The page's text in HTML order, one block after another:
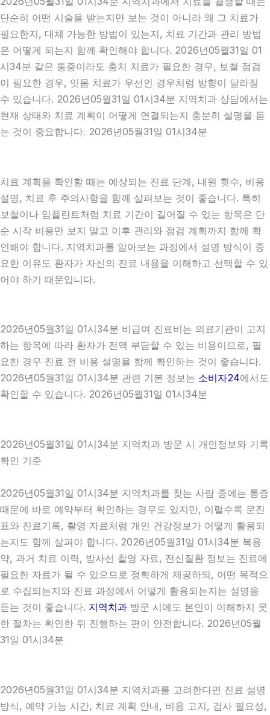
단순히 어떤 시술을 받는지만 보는 것이 아니라 왜 그 치료가
필요한지, 대체 가능한 방법이 있는지, 치료 기간과 관리 방법
은 어떻게 되는지 함께 확인해야 합니다. 2026년05월31일 01
시34분 같은 통증이라도 충치 치료가 필요한 경우, 보철 점검
이 필요한 경우, 잇몸 치료가 우선인 경우처럼 방향이 달라질
수 있습니다. 2026년05월31일 01시34분 지역치과 상담에서는
현재 상태와 치료 계획이 어떻게 연결되는지 충분히 설명을 듣
는 것이 중요합니다. 2026년05월31일 01시34분
치료 계획을 확인할 때는 예상되는 진료 단계, 내원 횟수, 비용
설명, 치료 후 주의사항을 함께 살펴보는 것이 좋습니다. 특히
보철이나 임플란트처럼 치료 기간이 길어질 수 있는 항목은 단
순 시작 비용만 보지 말고 이후 관리와 점검 계획까지 함께 확
인해야 합니다. 지역치과를 알아보는 과정에서 설명 방식이 중
요한 이유도 환자가 자신의 진료 내용을 이해하고 선택할 수 있
어야 하기 때문입니다.
2026년05월31일 01시34분 비급여 진료비는 의료기관이 고지
하는 항목에 따라 환자가 전액 부담할 수 있는 비용이므로, 필
요한 경우 진료 전 비용 설명을 함께 확인하는 것이 좋습니다.
2026년05월31일 01시34분 관련 기본 정보는 소비자24에서도
확인할 수 있습니다. 2026년05월31일 01시34분
2026년05월31일 01시34분 지역치과 방문 시 개인정보와 기록
확인 기준
2026년05월31일 01시34분 지역치과를 찾는 사람 중에는 통증
때문에 바로 예약부터 확인하는 경우도 있지만, 이럴수록 문진
표와 진료기록, 촬영 자료처럼 개인 건강정보가 어떻게 활용되
는지도 함께 살펴야 합니다. 2026년05월31일 01시34분 복용
약, 과거 치료 이력, 방사선 촬영 자료, 전신질환 정보는 진료에
필요한 자료가 될 수 있으므로 정확하게 제공하되, 어떤 목적으
로 수집되는지와 진료 과정에서 어떻게 활용되는지는 설명을
듣는 것이 좋습니다. 지역치과 방문 시에도 본인이 이해하지 못
한 절차는 확인한 뒤 진행하는 편이 안전합니다. 2026년05월
31일 01시34분
2026년05월31일 01시34분 지역치과를 고려한다면 진료 설명
방식, 예약 가능 시간, 치료 계획 안내, 비용 고지, 검사 필요성,